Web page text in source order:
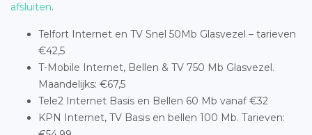
afsluiten.
Telfort Internet en TV Snel 50Mb Glasvezel – tarieven
€42,5
T-Mobile Internet, Bellen & TV 750 Mb Glasvezel.
Maandelijks: €67,5
Tele2 Internet Basis en Bellen 60 Mb vanaf €32
KPN Internet, TV Basis en bellen 100 Mb. Tarieven: